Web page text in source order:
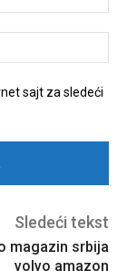
sajt za sledeći
Sledeći tekst